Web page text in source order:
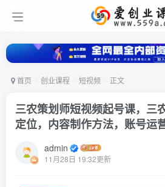
首页 创业课程 短视频 正文
三农策划师短视频起号课，三
定位，内容制作方法，账号运
admin
11月28日 19:32更新